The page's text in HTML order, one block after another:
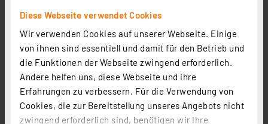
Diese Webseite verwendet Cookies
Wir verwenden Cookies auf unserer Webseite. Einige
von ihnen sind essentiell und damit für den Betrieb und
die Funktionen der Webseite zwingend erforderlich.
Andere helfen uns, diese Webseite und ihre
Erfahrungen zu verbessern. Für die Verwendung von
Cookies, die zur Bereitstellung unseres Angebots nicht
zwingend erforderlich sind, benötigen wir Ihre